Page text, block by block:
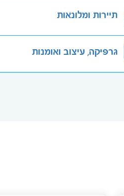
תיירות ומלונאות
גרפיקה, עיצוב ואומנות